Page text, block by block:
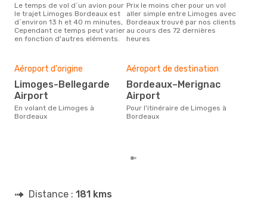
Le temps de vol d´un avion pour
le trajet Limoges Bordeaux est
d´environ 13 h et 40 m minutes,
Cependant ce temps peut varier
en fonction d'autres eléments.
Prix le moins cher pour un vol
aller simple entre Limoges avec
Bordeaux trouvé par nos clients
au cours des 72 dernières
heures
Aéroport d'origine
Limoges-Bellegarde
Airport
En volant de Limoges à
Bordeaux
Aéroport de destination
Bordeaux–Merignac
Airport
Pour l'itinéraire de Limoges à
Bordeaux
Distance : 181 kms